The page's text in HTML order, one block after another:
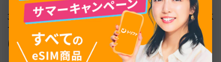
3日目の午前中にソウル駅からKTXに乗車し、釜山駅へ。K
TXの一般席は片道約59,800ウォン（約6,400円）で、事前
にオンライン予約しておくと安心です。